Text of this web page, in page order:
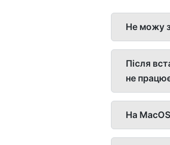
Не можу
Після
не
На